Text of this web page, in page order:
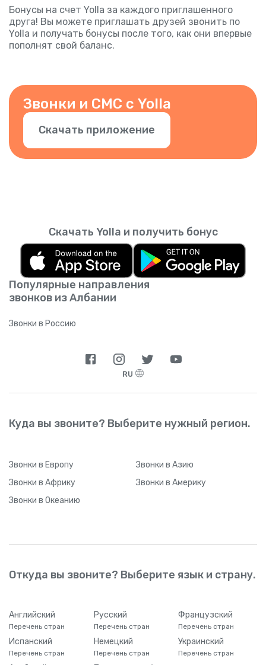
Бонусы на счет Yolla за каждого приглашенного
друга! Вы можете приглашать друзей звонить по
Yolla и получать бонусы после того, как они впервые
пополнят свой баланс.
Звонки и СМС с Yolla
Скачать приложение
Популярные направления
звонков из Албании
Звонки в Россию
Скачать Yolla и получить бонус
RU
Куда вы звоните? Выберите нужный регион.
Звонки в Европу Звонки в Азию
Звонки в Африку Звонки в Америку
Звонки в Океанию
Откуда вы звоните? Выберите язык и страну.
Английский
Перечень стран
Русский
Перечень стран
Французский
Перечень стран
Испанский
Перечень стран
Немецкий
Перечень стран
Украинский
Перечень стран